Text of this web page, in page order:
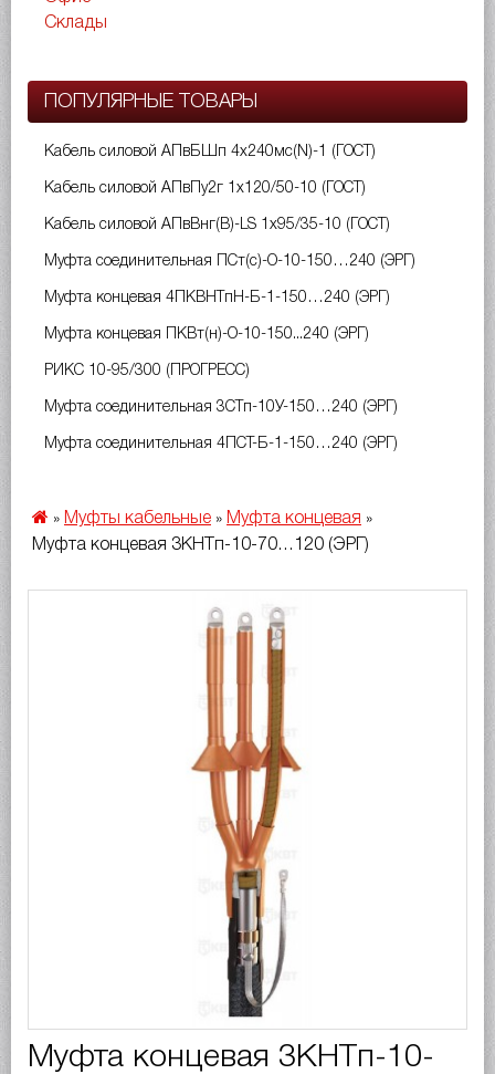
Склады
ПОПУЛЯРНЫЕ ТОВАРЫ
Кабель силовой АПвБШп 4х240мс(N)-1 (ГОСТ)
Кабель силовой АПвПу2г 1х120/50-10 (ГОСТ)
Кабель силовой АПвВнг(B)-LS 1х95/35-10 (ГОСТ)
Муфта соединительная ПСт(с)-О-10-150…240 (ЭРГ)
Муфта концевая 4ПКВНТпН-Б-1-150…240 (ЭРГ)
Муфта концевая ПКВт(н)-О-10-150...240 (ЭРГ)
РИКС 10-95/300 (ПРОГРЕСС)
Муфта соединительная 3СТп-10У-150…240 (ЭРГ)
Муфта соединительная 4ПСТ-Б-1-150…240 (ЭРГ)
» Муфты кабельные » Муфта концевая »
Муфта концевая 3КНТп-10-70…120 (ЭРГ)
Муфта концевая 3КНТп-10-